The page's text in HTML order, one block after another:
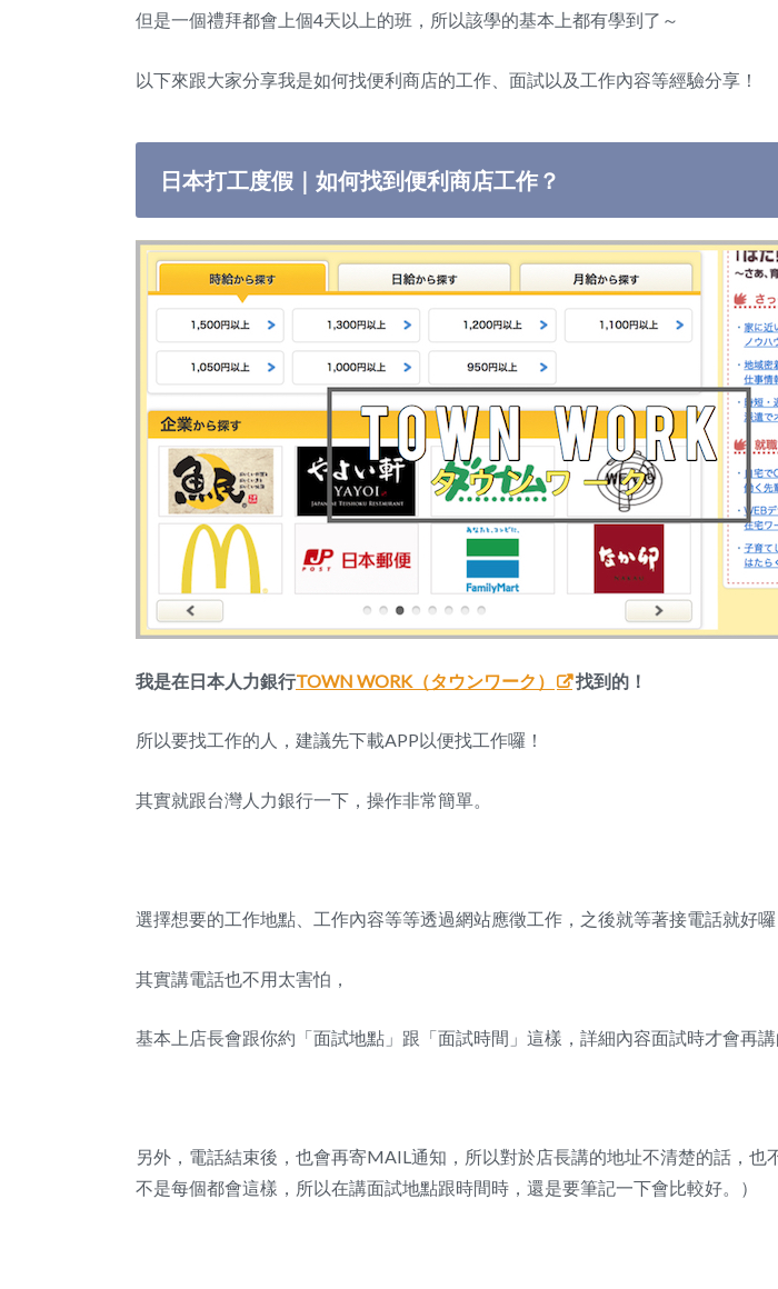
但是一個禮拜都會上個4天以上的班，所以該學的基本上都有學到了～
以下來跟大家分享我是如何找便利商店的工作、面試以及工作內容等經驗分享！
日本打工度假｜如何找到便利商店工作？
我是在日本人力銀行TOWN WORK（タウンワーク） 找到的！
所以要找工作的人，建議先下載APP以便找工作囉！
其實就跟台灣人力銀行一下，操作非常簡單。
選擇想要的工作地點、工作內容等等透過網站應徵工作，之後就等著接電話就好囉
其實講電話也不用太害怕，
基本上店長會跟你約「面試地點」跟「面試時間」這樣，詳細內容面試時才會再講
另外，電話結束後，也會再寄MAIL通知，所以對於店長講的地址不清楚的話，也
不是每個都會這樣，所以在講面試地點跟時間時，還是要筆記一下會比較好。）